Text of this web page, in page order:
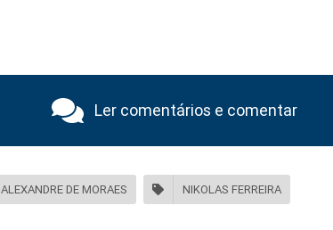
Ler comentários e comentar
ALEXANDRE DE MORAES NIKOLAS FERREIRA